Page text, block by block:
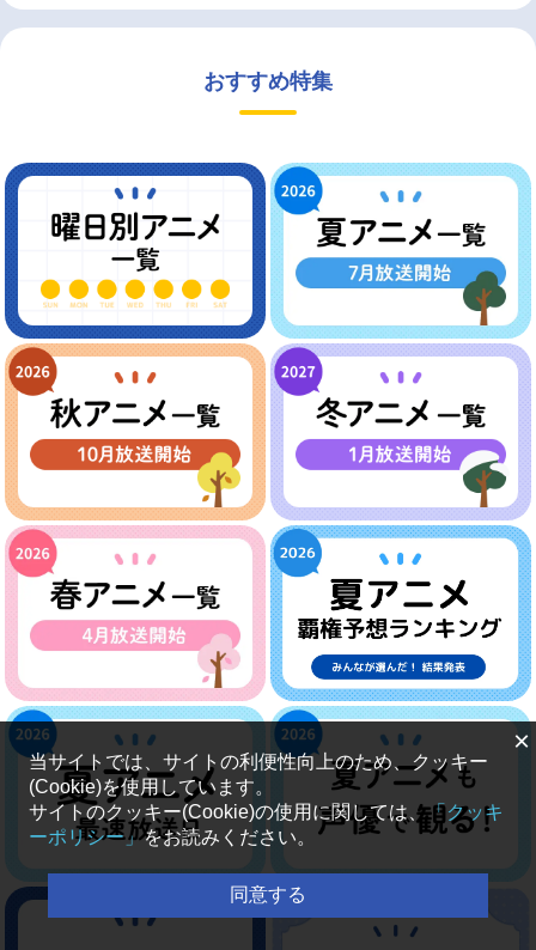
おすすめ特集
×
当サイトでは、サイトの利便性向上のため、クッキー
(Cookie)を使用しています。
サイトのクッキー(Cookie)の使用に関しては、「クッキ
ーポリシー」をお読みください。
同意する